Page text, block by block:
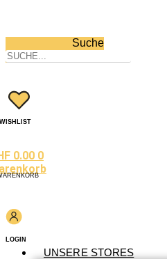
Suche
WISHLIST
0.00 0
LOGIN
UNSERE STORES